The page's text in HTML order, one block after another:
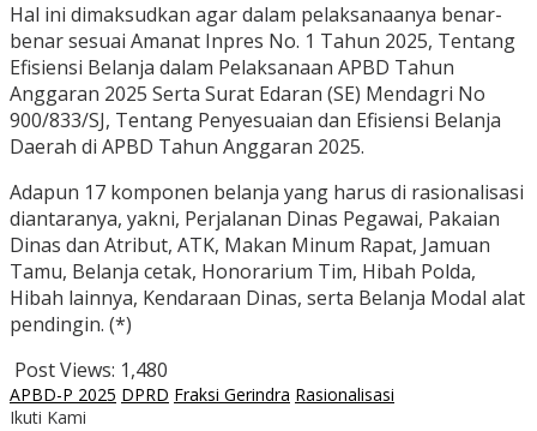
Hal ini dimaksudkan agar dalam pelaksanaanya benar-
benar sesuai Amanat Inpres No. 1 Tahun 2025, Tentang
Efisiensi Belanja dalam Pelaksanaan APBD Tahun
Anggaran 2025 Serta Surat Edaran (SE) Mendagri No
900/833/SJ, Tentang Penyesuaian dan Efisiensi Belanja
Daerah di APBD Tahun Anggaran 2025.
Adapun 17 komponen belanja yang harus di rasionalisasi
diantaranya, yakni, Perjalanan Dinas Pegawai, Pakaian
Dinas dan Atribut, ATK, Makan Minum Rapat, Jamuan
Tamu, Belanja cetak, Honorarium Tim, Hibah Polda,
Hibah lainnya, Kendaraan Dinas, serta Belanja Modal alat
pendingin. (*)
Post Views: 1,480
APBD-P 2025 DPRD Fraksi Gerindra Rasionalisasi
Ikuti Kami